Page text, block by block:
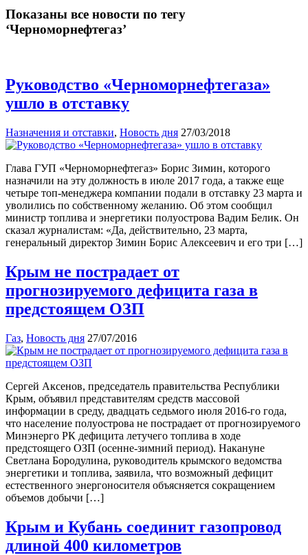
Показаны все новости по тегу
‘Черноморнефтегаз’
Руководство «Черноморнефтегаза»
ушло в отставку
Назначения и отставки, Новость дня 27/03/2018
Глава ГУП «Черноморнефтегаз» Борис Зимин, которого
назначили на эту должность в июле 2017 года, а также еще
четыре топ-менеджера компании подали в отставку 23 марта и
уволились по собственному желанию. Об этом сообщил
министр топлива и энергетики полуострова Вадим Белик. Он
сказал журналистам: «Да, действительно, 23 марта,
генеральный директор Зимин Борис Алексеевич и его три […]
Крым не пострадает от
прогнозируемого дефицита газа в
предстоящем ОЗП
Газ, Новость дня 27/07/2016
Сергей Аксенов, председатель правительства Республики
Крым, объявил представителям средств массовой
информации в среду, двадцать седьмого июля 2016-го года,
что население полуострова не пострадает от прогнозируемого
Минэнерго РК дефицита летучего топлива в ходе
предстоящего ОЗП (осенне-зимний период). Накануне
Светлана Бородулина, руководитель крымского ведомства
энергетики и топлива, заявила, что возможный дефицит
естественного энергоносителя объясняется сокращением
объемов добычи […]
Крым и Кубань соединит газопровод
длиной 400 километров